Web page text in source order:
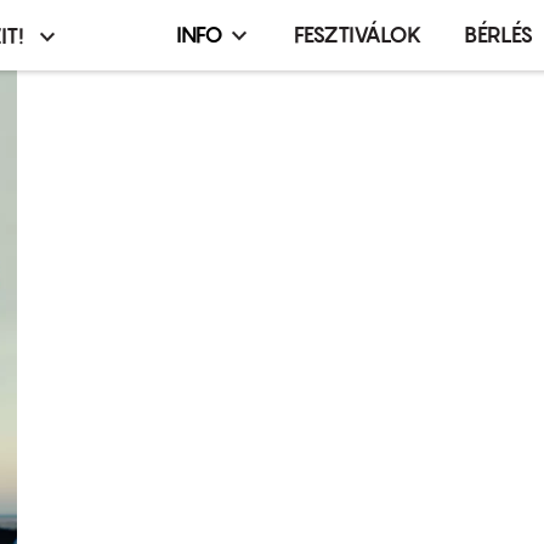
Infó,
INFO FESZTIVÁLOK BÉRLÉS